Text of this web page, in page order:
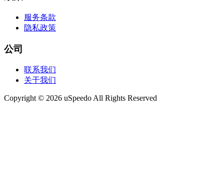
服务条款
隐私政策
公司
联系我们
关于我们
Copyright © 2026 uSpeedo All Rights Reserved